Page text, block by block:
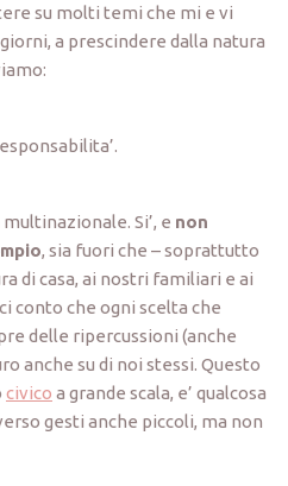
su molti temi che mi e vi
a prescindere dalla natura
Si’, e non
, sia fuori che – soprattutto
di casa, ai nostri familiari e ai
conto che ogni scelta che
delle ripercussioni (anche
anche su di noi stessi. Questo
civico a grande scala, e’ qualcosa
gesti anche piccoli, ma non